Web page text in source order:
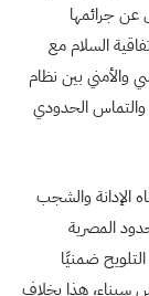
عن جرائمها
السلام مع
والأمني بين نظام
والتماس الحدودي
الإدانة والشجب
المصرية
ضمنيًا
سيناء، هذا بخلاف